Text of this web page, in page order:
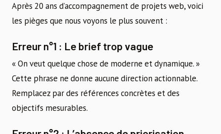
Après 20 ans d’accompagnement de projets web, voici
les pièges que nous voyons le plus souvent :
Erreur n°1 : Le brief trop vague
« On veut quelque chose de moderne et dynamique. »
Cette phrase ne donne aucune direction actionnable.
Remplacez par des références concrètes et des
objectifs mesurables.